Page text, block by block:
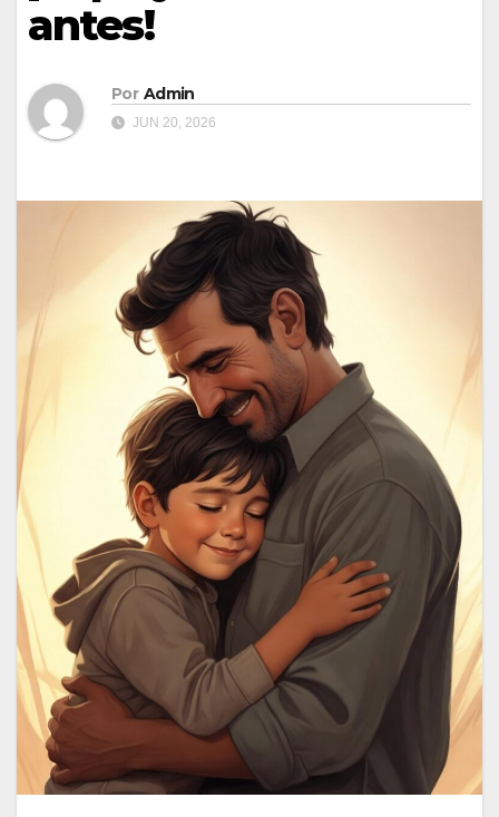
antes!
Por Admin
JUN 20, 2026